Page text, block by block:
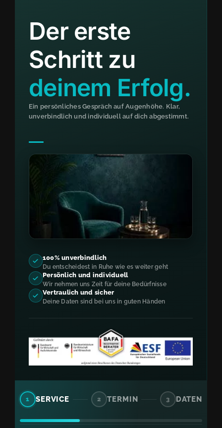
Der erste
Schritt zu
deinem Erfolg.
Ein persönliches Gespräch auf Augenhöhe. Klar,
unverbindlich und individuell auf dich abgestimmt.
100% unverbindlich
Du entscheidest in Ruhe wie es weiter geht
Persönlich und individuell
Wir nehmen uns Zeit für deine Bedürfnisse
Vertraulich und sicher
Deine Daten sind bei uns in guten Händen
1 SERVICE 2 TERMIN 3 DATEN